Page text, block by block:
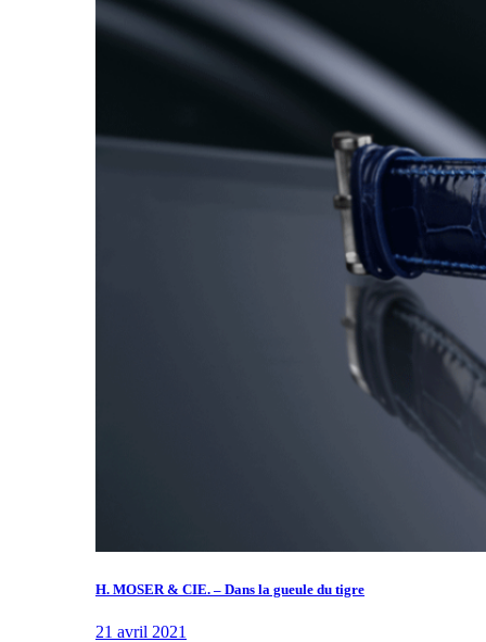
H. MOSER & CIE. – Dans la gueule du tigre
21 avril 2021